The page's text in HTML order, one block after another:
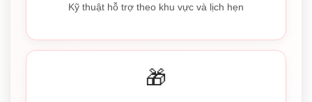
Kỹ thuật hỗ trợ theo khu vực và lịch hẹn
🎁